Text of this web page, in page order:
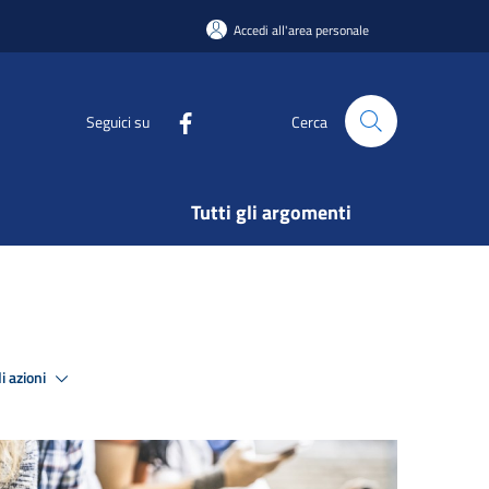
Accedi all'area personale
Seguici su Cerca
Tutti gli argomenti
azioni